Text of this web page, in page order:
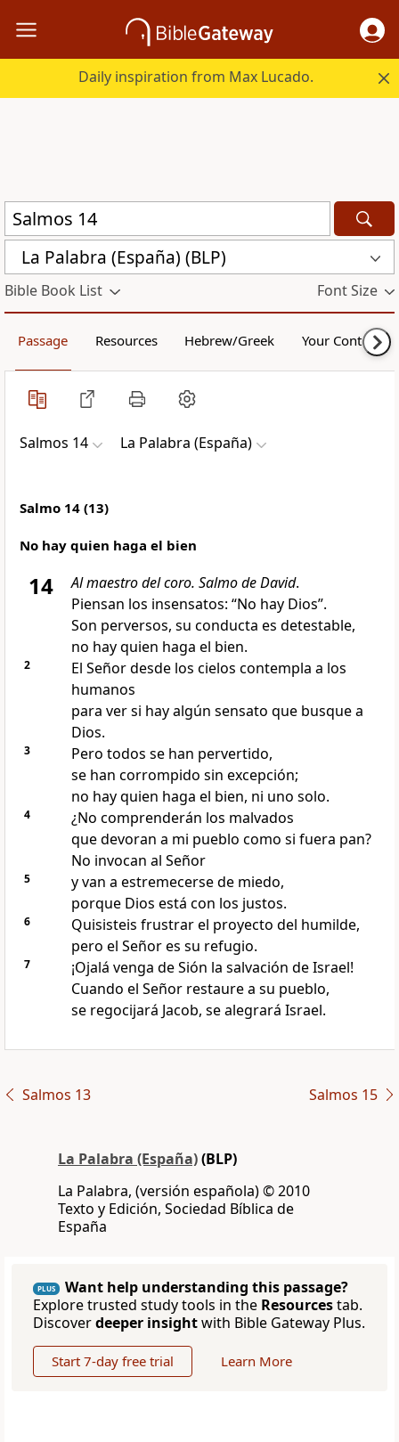
Daily inspiration from Max Lucado.
La Palabra (España) (BLP)
Bible Book List Font Size
Passage Resources Hebrew/Greek Your Content
Salmos 14 La Palabra (España)
Salmo 14 (13)
No hay quien haga el bien
14 Al maestro del coro. Salmo de David.
Piensan los insensatos: “No hay Dios”.
Son perversos, su conducta es detestable,
no hay quien haga el bien.
2
El Señor desde los cielos contempla a los
humanos
para ver si hay algún sensato que busque a
Dios.
3
Pero todos se han pervertido,
se han corrompido sin excepción;
no hay quien haga el bien, ni uno solo.
4
¿No comprenderán los malvados
que devoran a mi pueblo como si fuera pan?
No invocan al Señor
5
y van a estremecerse de miedo,
porque Dios está con los justos.
6
Quisisteis frustrar el proyecto del humilde,
pero el Señor es su refugio.
7
¡Ojalá venga de Sión la salvación de Israel!
Cuando el Señor restaure a su pueblo,
se regocijará Jacob, se alegrará Israel.
Salmos 13 Salmos 15
La Palabra (España)(BLP)
La Palabra, (versión española) © 2010
Texto y Edición, Sociedad Bíblica de
España
PLUS
Want help understanding this passage?
Explore trusted study tools in the Resourcestab.
Discoverdeeper insightwith Bible Gateway Plus.
Start 7-day free trial Learn More